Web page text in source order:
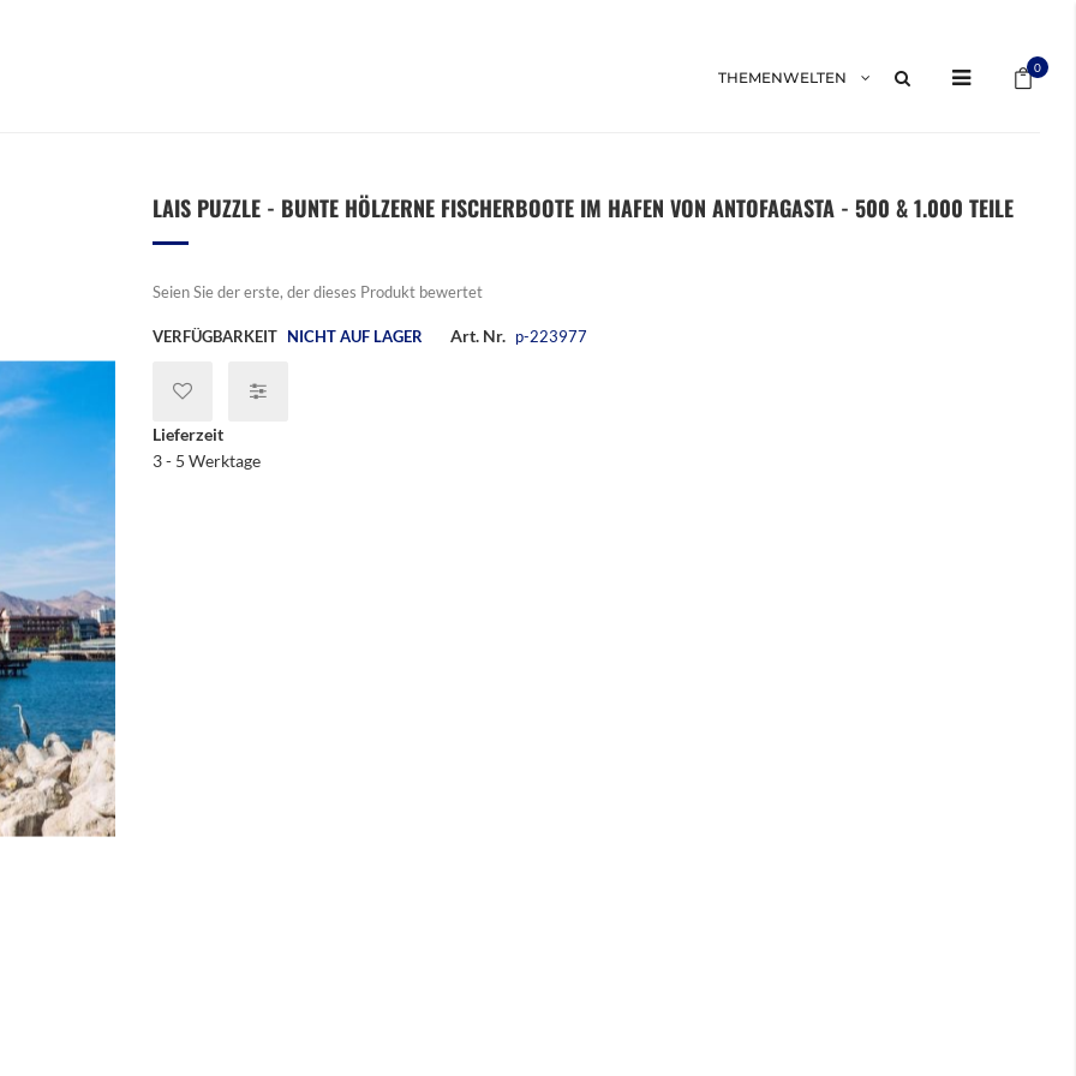
0
THEMENWELTEN
LAIS PUZZLE - BUNTE HÖLZERNE FISCHERBOOTE IM HAFEN VON ANTOFAGASTA - 500 & 1.000 TEILE
Seien Sie der erste, der dieses Produkt bewertet
VERFÜGBARKEIT NICHT AUF LAGER Art. Nr. p-223977
Lieferzeit
3 - 5 Werktage